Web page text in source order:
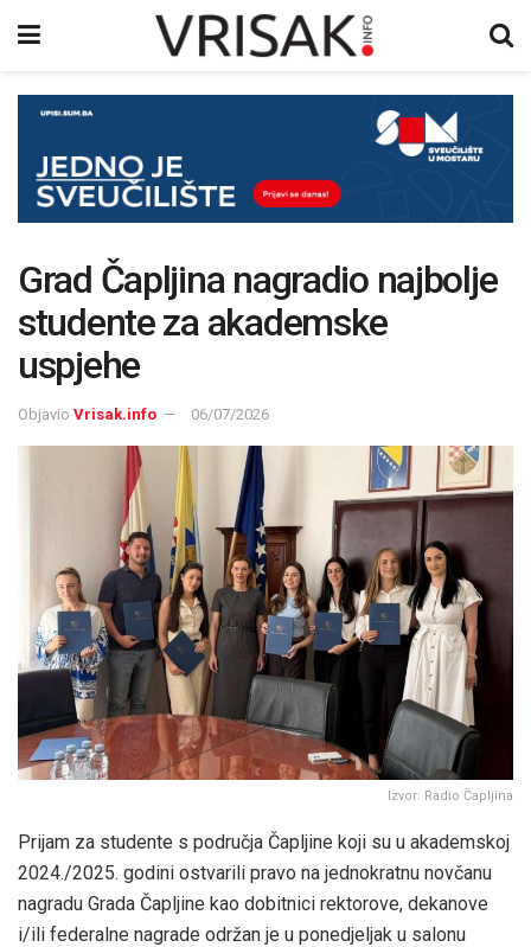
Grad Čapljina nagradio najbolje
studente za akademske
uspjehe
Objavio Vrisak.info 06/07/2026
Izvor: Radio Čapljina
Prijam za studente s područja Čapljine koji su u akademskoj
2024./2025. godini ostvarili pravo na jednokratnu novčanu
nagradu Grada Čapljine kao dobitnici rektorove, dekanove
i/ili federalne nagrade održan je u ponedjeljak u salonu